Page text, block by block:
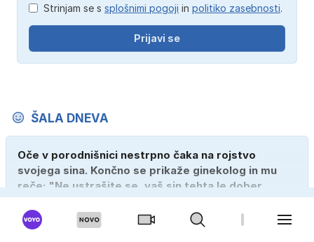
Strinjam se s splošnimi pogoji in politiko zasebnosti.
Prijavi se
ŠALA DNEVA
Oče v porodnišnici nestrpno čaka na rojstvo
svojega sina. Končno se prikaže ginekolog in mu
reče: "Ne ustrašite se, vaš sin tehta le dober
kilogram!" "Nič čudnega, gospod doktor, saj se z
ženo poznava šele tri mesece."
802